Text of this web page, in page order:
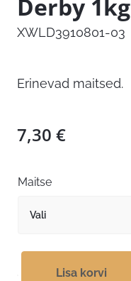
Derby 1kg
XWLD3910801-03
Erinevad maitsed.
7,30 €
Maitse
Lisa korvi